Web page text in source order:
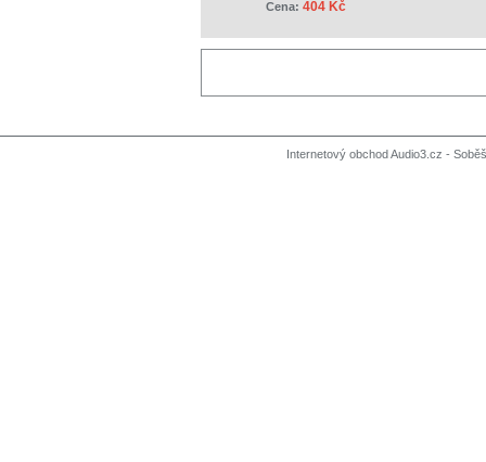
Cena: 404 Kč
Internetový obchod Audio3.cz -